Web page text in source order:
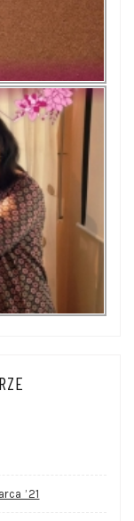
’21